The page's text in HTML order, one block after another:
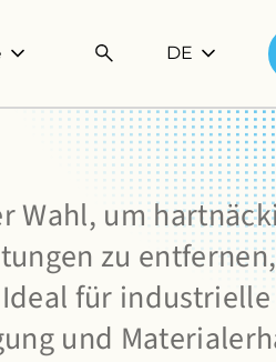
DE
Wahl, um
zu
für industrielle
und